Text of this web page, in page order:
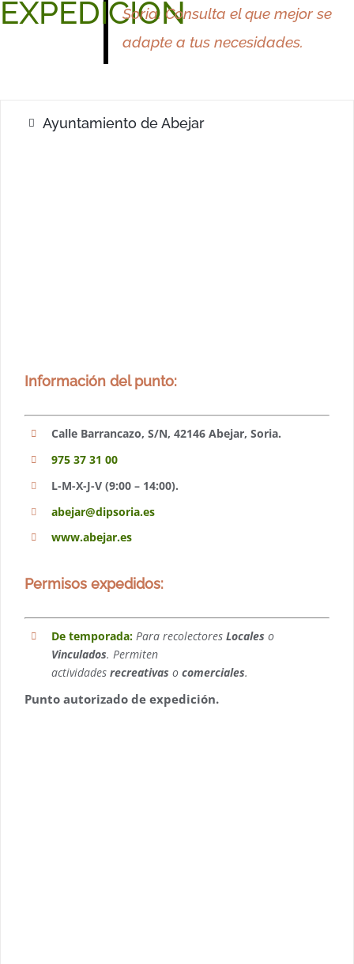
EXPEDICIÓN
Soria. Consulta el que mejorse
adapte a tus necesidades.
Ayuntamiento de Abejar
Información del punto:
Calle Barrancazo, S/N, 42146 Abejar, Soria.
975 37 31 00
L-M-X-J-V (9:00 – 14:00).
abejar@dipsoria.es
www.abejar.es
Permisos expedidos:
De temporada: Para recolectores Locales o
Vinculados. Permiten
actividades recreativas o comerciales.
Punto autorizado de expedición.